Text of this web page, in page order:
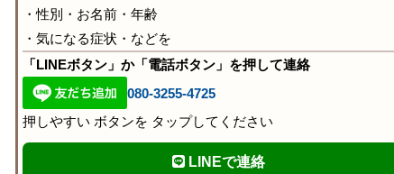
・性別・お名前・年齢
・気になる症状・などを
「LINEボタン」か「電話ボタン」を押して連絡
080-3255-4725
押しやすい ボタンを タップしてください
LINEで連絡